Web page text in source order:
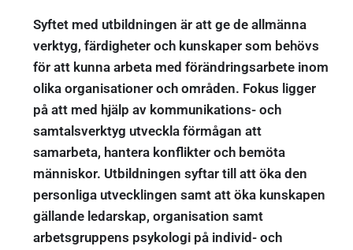
Syftet med utbildningen är att ge de allmänna
verktyg, färdigheter och kunskaper som behövs
för att kunna arbeta med förändringsarbete inom
olika organisationer och områden. Fokus ligger
på att med hjälp av kommunikations- och
samtalsverktyg utveckla förmågan att
samarbeta, hantera konflikter och bemöta
människor. Utbildningen syftar till att öka den
personliga utvecklingen samt att öka kunskapen
gällande ledarskap, organisation samt
arbetsgruppens psykologi på individ- och